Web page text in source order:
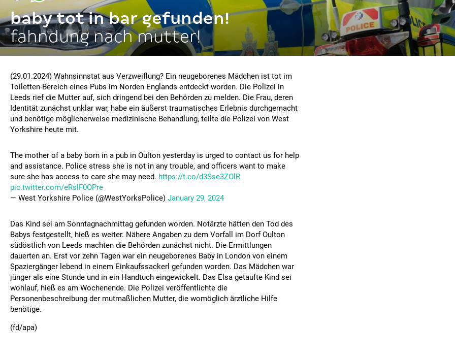
baby tot in bar gefunden!
fahndung nach mutter!
(29.01.2024) Wahnsinnstat aus Verzweiflung? Ein neugeborenes Mädchen ist tot im
Toiletten-Bereich eines Pubs im Norden Englands entdeckt worden. Die Polizei in
Leeds rief die Mutter auf, sich dringend bei den Behörden zu melden. Die Frau, deren
Identität zunächst unklar war, habe ein äußerst traumatisches Erlebnis durchgemacht
und benötige möglicherweise medizinische Behandlung, teilte die Polizei von West
Yorkshire heute mit.
The mother of a baby born in a pub in Oulton yesterday is urged to contact us for help
and assistance. Police stress she is not in any trouble, and officers want to make
sure she has access to care she may need. https://t.co/d3Sse3ZOlR
pic.twitter.com/eRslF0OPre
— West Yorkshire Police (@WestYorksPolice) January 29, 2024
Das Kind sei am Sonntagnachmittag gefunden worden. Notärzte hätten den Tod des
Babys festgestellt, hieß es weiter. Nähere Angaben zu dem Vorfall im Dorf Oulton
südöstlich von Leeds machten die Behörden zunächst nicht. Die Ermittlungen
dauerten an. Erst vor zehn Tagen war ein neugeborenes Baby in London von einem
Spaziergänger lebend in einem Einkaufssackerl gefunden worden. Das Mädchen war
jünger als eine Stunde und in ein Handtuch eingewickelt. Das Elsa getaufte Kind sei
wohlauf, hieß es am Wochenende. Die Polizei veröffentlichte die
Personenbeschreibung der mutmaßlichen Mutter, die womöglich ärztliche Hilfe
benötige.
(fd/apa)